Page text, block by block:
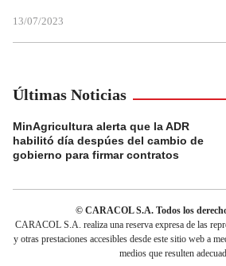
13/07/2023
Últimas Noticias
MinAgricultura alerta que la ADR
habilitó día despúes del cambio de
gobierno para firmar contratos
© CARACOL S.A. Todos los
CARACOL S.A. realiza una reserva expresa de las
y otras prestaciones accesibles desde este sitio web a
medios que resulten